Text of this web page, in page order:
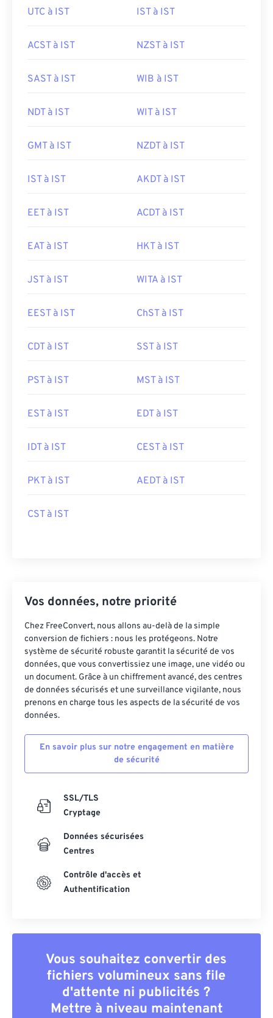
UTC à IST IST à IST
ACST à IST NZST à IST
SAST à IST WIB à IST
NDT à IST WIT à IST
GMT à IST NZDT à IST
IST à IST AKDT à IST
EET à IST ACDT à IST
EAT à IST HKT à IST
JST à IST WITA à IST
EEST à IST ChST à IST
CDT à IST SST à IST
PST à IST MST à IST
EST à IST EDT à IST
IDT à IST CEST à IST
PKT à IST AEDT à IST
CST à IST
Vos données, notre priorité
Chez FreeConvert, nous allons au-delà de la simple
conversion de fichiers : nous les protégeons. Notre
système de sécurité robuste garantit la sécurité de vos
données, que vous convertissiez une image, une vidéo ou
un document. Grâce à un chiffrement avancé, des centres
de données sécurisés et une surveillance vigilante, nous
prenons en charge tous les aspects de la sécurité de vos
données.
En savoir plus sur notre engagement en matière
de sécurité
SSL/TLS
Cryptage
Données sécurisées
Centres
Contrôle d'accès et
Authentification
Vous souhaitez convertir des
fichiers volumineux sans file
d'attente ni publicités ?
Mettre à niveau maintenant